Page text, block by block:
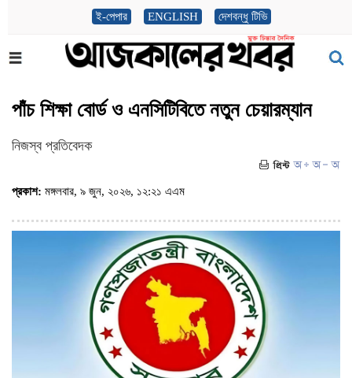
ই-পেপার ENGLISH দেশবন্ধু টিভি
পাঁচ শিক্ষা বোর্ড ও এনসিটিবিতে নতুন চেয়ারম্যান
নিজস্ব প্রতিবেদক
প্রকাশ: মঙ্গলবার, ৯ জুন, ২০২৬, ১২:২১ এএম